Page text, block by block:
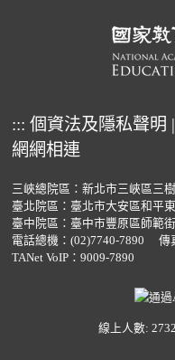
::: 個資法及隱私聲明 |
網網相連
三峽總院區：新北市三峽區三
臺北院區：臺北市大安區和平
臺中院區：臺中市豐原區師範
電話總機： (02)7740-7890
傳
TANet VoIP：9009-7890
線上人數: 2732